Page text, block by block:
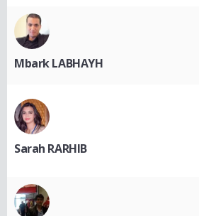
Mbark LABHAYH
Sarah RARHIB